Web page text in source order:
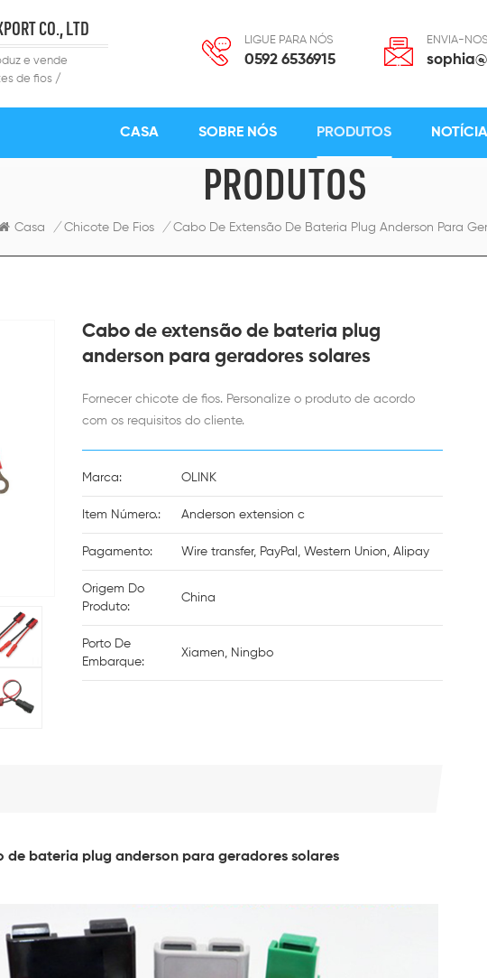
CO., LTD
e vende
de fios /
LIGUE PARA NÓS
0592 6536915
ENVIA-
CASA SOBRE NÓS PRODUTOS NOTÍCIA
PRODUTOS
Casa / Chicote De Fios / Cabo De Extensão De Bateria Plug Anderson Para
Cabo de extensão de bateria plug
anderson para geradores solares
Fornecer chicote de fios. Personalize o produto de acordo
com os requisitos do cliente.
Marca: OLINK
Item Número.: Anderson extension c
Pagamento: Wire transfer, PayPal, Western Union, Alipay
Origem Do
Produto:
China
Porto De
Embarque:
Xiamen, Ningbo
de bateria plug anderson para geradores solares